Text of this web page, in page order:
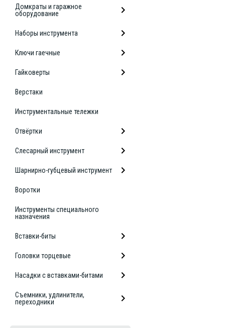
Домкраты и гаражное
оборудование
Наборы инструмента
Ключи гаечные
Гайковерты
Верстаки
Инструментальные тележки
Отвёртки
Слесарный инструмент
Шарнирно-губцевый инструмент
Воротки
Инструменты специального
назначения
Вставки-биты
Головки торцевые
Насадки с вставками-битами
Съемники, удлинители,
переходники